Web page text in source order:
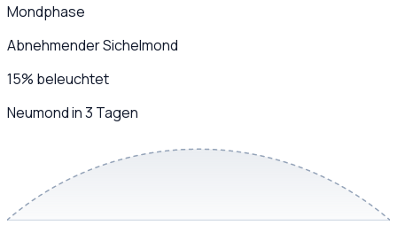
Mondphase
Abnehmender Sichelmond
15% beleuchtet
Neumond in 3 Tagen